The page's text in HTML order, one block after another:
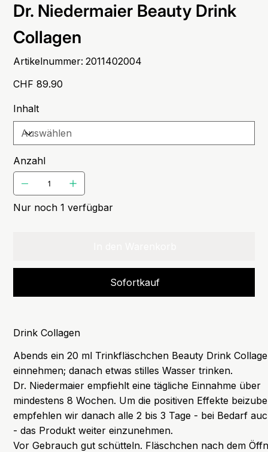
Dr. Niedermaier Beauty Drink
Collagen
Artikelnummer: Artikelnummer:
2011402004
2011402004
Preis
CHF 89.90
Inhalt
Anzahl
Nur noch 1 verfügbar
Sofortkauf
Drink Collagen
Abends ein 20 ml Trinkfläschchen Beauty Drink
einnehmen; danach etwas stilles Wasser trinken.
Dr. Niedermaier empfiehlt eine tägliche Einnahme über
mindestens 8 Wochen. Um die positiven Effekte
empfehlen wir danach alle 2 bis 3 Tage - bei Bedarf
- das Produkt weiter einzunehmen.
Vor Gebrauch gut schütteln. Fläschchen nach dem